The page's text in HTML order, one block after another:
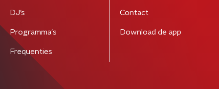
DJ’s
Programma's
Frequenties
Contact
Download de app